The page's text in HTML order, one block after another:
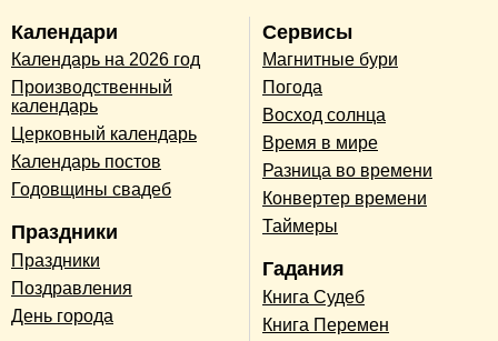
Календари
Календарь на 2026 год
Производственный
календарь
Церковный календарь
Календарь постов
Годовщины свадеб
Праздники
Праздники
Поздравления
День города
Сервисы
Магнитные бури
Погода
Восход солнца
Время в мире
Разница во времени
Конвертер времени
Таймеры
Гадания
Книга Судеб
Книга Перемен